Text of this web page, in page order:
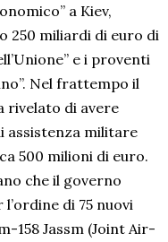
a Kiev,
250 miliardi di euro di
e i proventi
Nel frattempo il
rivelato di avere
assistenza militare
500 milioni di euro.
che il governo
di 75 nuovi
158 Jassm (Joint Air-